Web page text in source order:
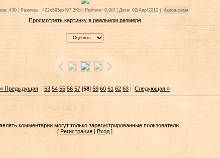
430 | Размеры: 422x595px/97.2Kb | Рейтинг: 0.0/0 | Дата: 02/Апр/2010 | Акира-сама
Просмотреть картинку в реальном размере
« Предыдущая | 53 54 55 56 57 [58] 59 60 61 62 63 | Следующая »
комментарии могут только зарегистрированные пользователи.
[ Регистрация Вход ]